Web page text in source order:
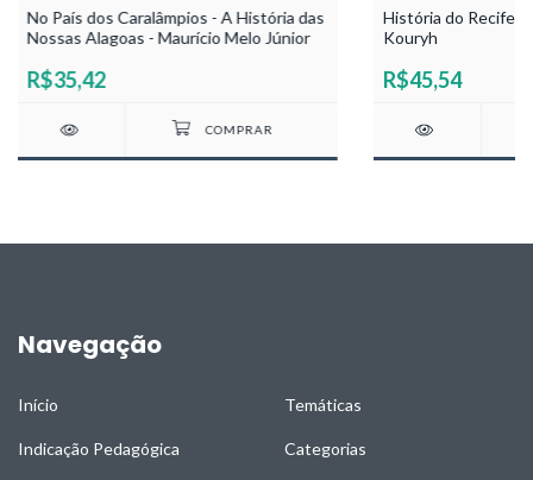
No País dos Caralâmpios - A História das
Nossas Alagoas - Maurício Melo Júnior
R$35,42
História do Recife -
Kouryh
R$45,54
Navegação
Início Temáticas
Indicação Pedagógica Categorias